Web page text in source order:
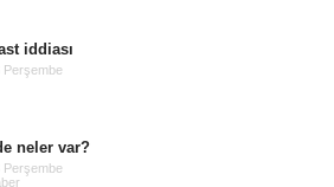
iddiası
Perşembe
neler var?
Perşembe